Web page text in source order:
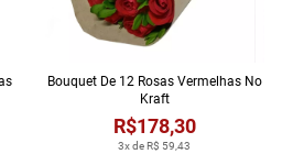
3x de R$ 59,43
R$178,30
Bouquet De 12 Rosas Vermelhas No
Kraft